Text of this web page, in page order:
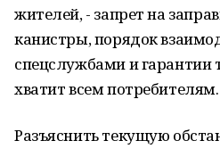
жителей, - запрет на
канистры, порядок
спецслужбами и гарантии
хватит всем потребителям.
Разъяснить текущую